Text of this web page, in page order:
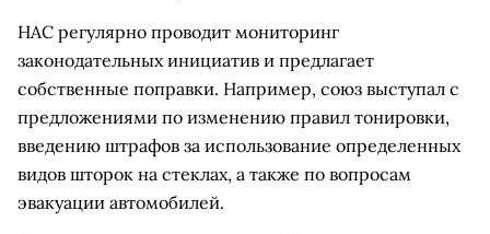
НАС регулярно проводит мониторинг
законодательных инициатив и предлагает
собственные поправки. Например, союз выступал с
предложениями по изменению правил тонировки,
введению штрафов за использование определенных
видов шторок на стеклах, а также по вопросам
эвакуации автомобилей.